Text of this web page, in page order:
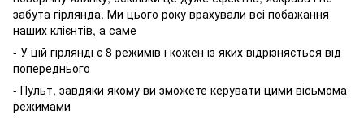
забута гірлянда. Ми цього року врахували всі побажання
наших клієнтів, а саме
- У цій гірлянді є 8 режимів і кожен із яких відрізняється від
попереднього
- Пульт, завдяки якому ви зможете керувати цими вісьмома
режимами